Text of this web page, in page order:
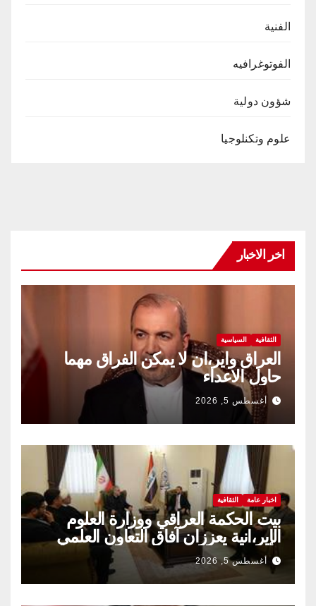
الفنية
الفوتوغرافيه
شؤون دولية
علوم وتكنلوجيا
اخر الاخبار
الثقافية السياسية
العراق واير،ان لا يمكن الفراق مهما
حاول الاعداء
أغسطس 5, 2026
اخبار عامة الثقافية
بيت الحكمة العراقي ووزارة العلوم
الإير،انية يعززان آفاق التعاون العلمي
والثقافي.
أغسطس 5, 2026